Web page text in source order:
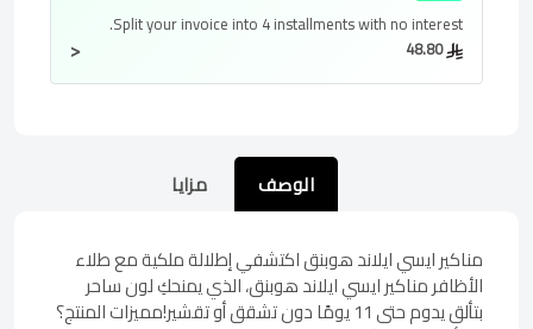
Split your invoice into 4 installmentswith no interest.
< 48.80
الوصف مزايا
مناكير ايسي ايلاند هوبنق اكتشفي إطلالة ملكية مع طلاء
الأظافر مناكير ايسي ايلاند هوبنق، الذي يمنحكِ لون ساحر
بتألق يدوم حتى 11 يومًا دون تشقق أو تقشير!مميزات المنتج؟